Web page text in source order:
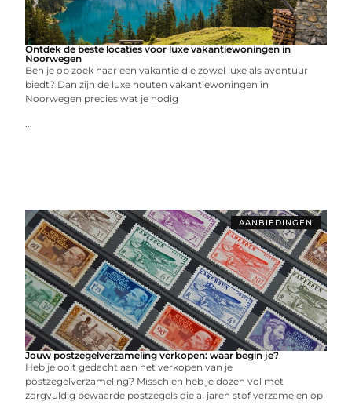
Ontdek de beste locaties voor luxe vakantiewoningen in
Noorwegen
Ben je op zoek naar een vakantie die zowel luxe als avontuur
biedt? Dan zijn de luxe houten vakantiewoningen in
Noorwegen precies wat je nodig
...
AANBIEDINGEN
Jouw postzegelverzameling verkopen: waar begin je?
Heb je ooit gedacht aan het verkopen van je
postzegelverzameling? Misschien heb je dozen vol met
zorgvuldig bewaarde postzegels die al jaren stof verzamelen op